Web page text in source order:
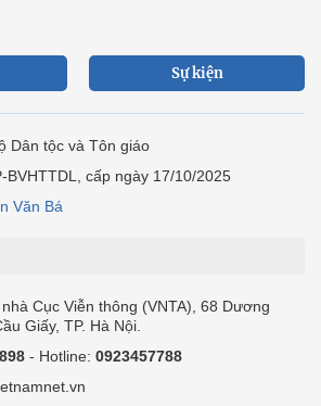
Sự kiện
Dân tộc và Tôn giáo
BVHTTDL, cấp ngày 17/10/2025
Văn Bá
Cục Viễn thông (VNTA), 68 Dương
Giấy, TP. Hà Nội.
- Hotline: 0923457788